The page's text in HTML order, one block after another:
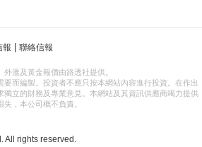
報 聯絡信報
滙及黃金報價由路透社提供。
而編製。投資者不應只按本網站內容進行投資。在作出
立的財務及專業意見。本網站及其資訊供應商竭力提供
，本公司概不負責。
All rights reserved.